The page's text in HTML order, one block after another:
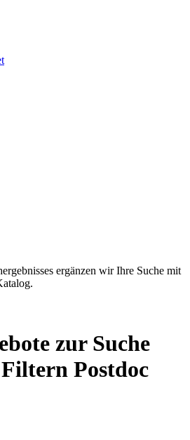
ergänzen wir Ihre Suche mit
zur Suche
Postdoc